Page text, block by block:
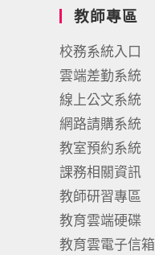
教師專區
校務系統入口
雲端差勤系統
線上公文系統
網路請購系統
教室預約系統
課務相關資訊
教師研習專區
教育雲端硬碟
教育雲電子信箱